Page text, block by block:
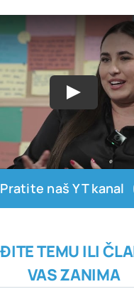
Pratite naš YT kanal
TEMU ILI
VAS ZANIMA